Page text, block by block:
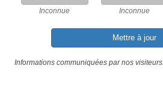
Inconnue Inconnue
Mettre à jour
Informations communiquées par nos visiteurs.